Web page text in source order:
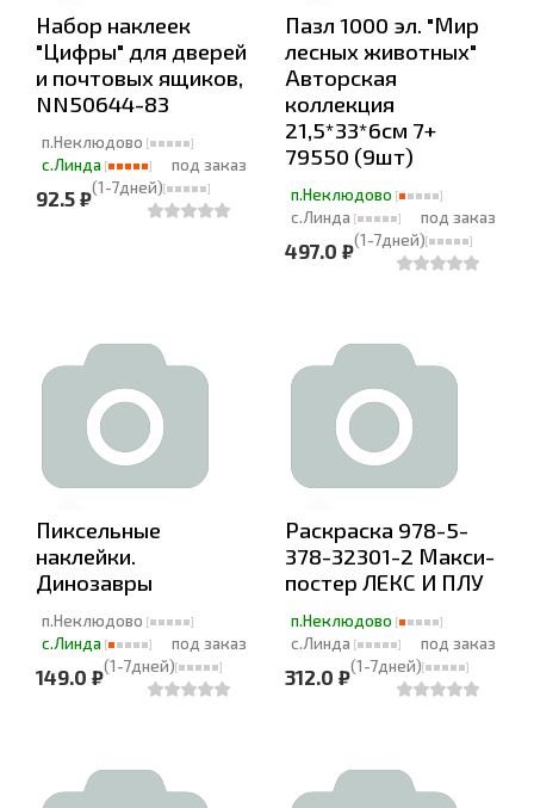
Набор наклеек
"Цифры" для дверей
и почтовых ящиков,
NN50644-83
п.Неклюдово
с.Линда
под заказ
(1-7дней)
92.5 ₽
Пазл 1000 эл. "Мир
лесных животных"
Авторская
коллекция
21,5*33*6см 7+
79550 (9шт)
п.Неклюдово
с.Линда
под заказ
(1-7дней)
497.0 ₽
Пиксельные
наклейки.
Динозавры
п.Неклюдово
с.Линда
под заказ
(1-7дней)
149.0 ₽
Раскраска 978-5-
378-32301-2 Макси-
постер ЛЕКС И ПЛУ
п.Неклюдово
с.Линда
под заказ
(1-7дней)
312.0 ₽